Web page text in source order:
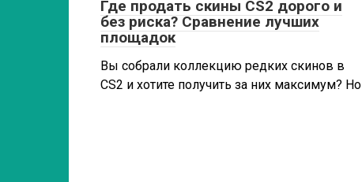
Где продать скины CS2 дорого и
без риска? Сравнение лучших
площадок
Вы собрали коллекцию редких скинов в
CS2 и хотите получить за них максимум? Но